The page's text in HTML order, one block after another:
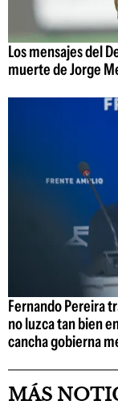
Los mensajes del
muerte de Jorge
Fernando Pereira
no luzca tan bien
cancha gobierna
MÁS